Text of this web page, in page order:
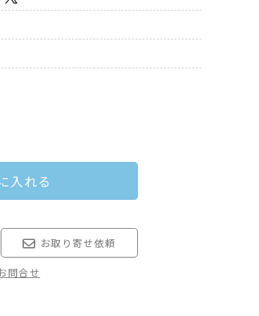
入れる
お取り寄せ依頼
問合せ